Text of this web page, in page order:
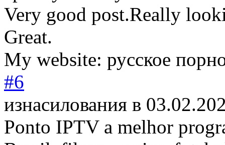
Very good post.Really
Great.
My website: русское
#6
изнасилования в
Ponto IPTV a melhor